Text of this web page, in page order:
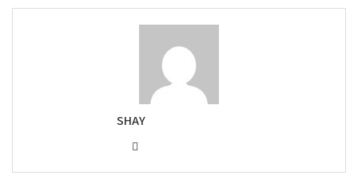
SHAY